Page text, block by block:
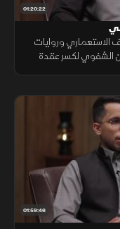
01:20:22
الاستعماري وروايات
الشفوي لكسر عقدة
01:59:46